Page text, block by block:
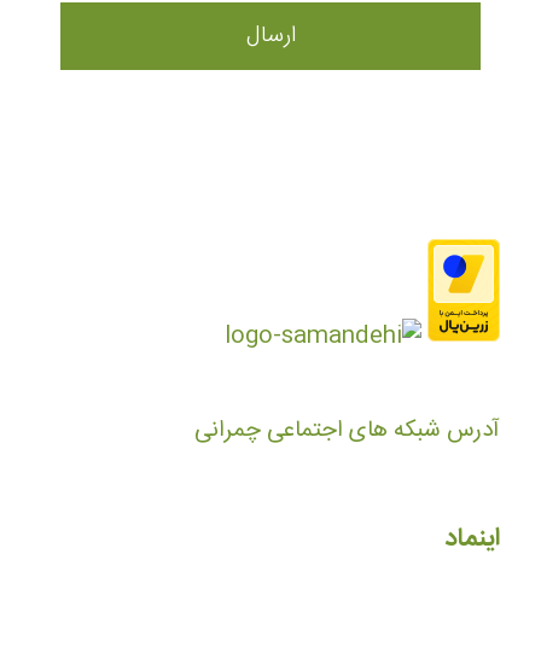
آدرس شبکه های اجتماعی چمرانی
اینماد